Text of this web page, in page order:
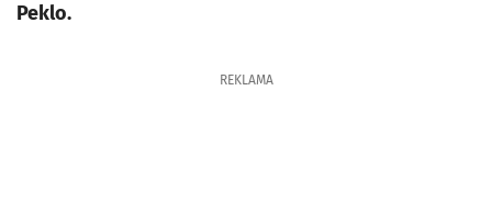
Peklo.
REKLAMA